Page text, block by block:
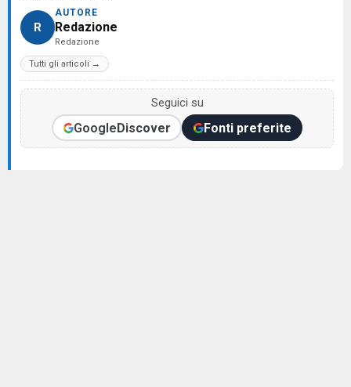
R
AUTORE
Redazione
Redazione
Tutti gli articoli →
Seguici su
GoogleDiscover Fonti preferite